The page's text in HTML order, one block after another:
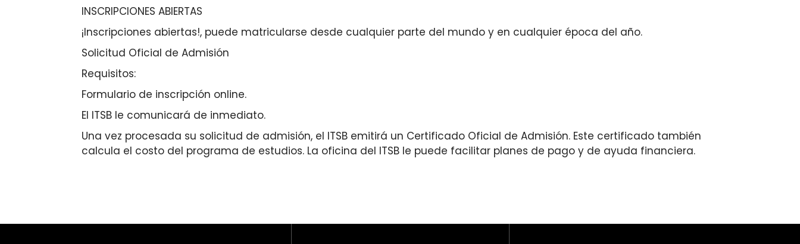
INSCRIPCIONES ABIERTAS
¡Inscripciones abiertas!, puede matricularse desde cualquier parte del mundo y en cualquier época del año.
Solicitud Oficial de Admisión
Requisitos:
Formulario de inscripción online.
El ITSB le comunicará de inmediato.
Una vez procesada su solicitud de admisión, el ITSB emitirá un Certificado Oficial de Admisión. Este certificado también
calcula el costo del programa de estudios. La oficina del ITSB le puede facilitar planes de pago y de ayuda financiera.